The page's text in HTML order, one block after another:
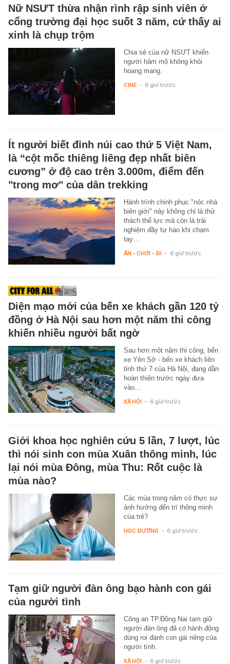
Nữ NSƯT thừa nhận rình rập sinh viên ở
cổng trường đại học suốt 3 năm, cứ thấy ai
xinh là chụp trộm
Chia sẻ của nữ NSƯT khiến
người hâm mộ không khỏi
hoang mang.
CINE - 6 giờ trước
Ít người biết đỉnh núi cao thứ 5 Việt Nam,
là “cột mốc thiêng liêng đẹp nhất biên
cương” ở độ cao trên 3.000m, điểm đến
"trong mơ" của dân trekking
Hành trình chinh phục "nóc nhà
biên giới" này không chỉ là thử
thách thể lực mà còn là trải
nghiệm đầy tự hào khi chạm
tay…
ĂN - CHƠI - ĐI - 6 giờ trước
Diện mạo mới của bến xe khách gần 120 tỷ
đồng ở Hà Nội sau hơn một năm thi công
khiến nhiều người bất ngờ
Sau hơn một năm thi công, bến
xe Yên Sở - bến xe khách liên
tỉnh thứ 7 của Hà Nội, đang dần
hoàn thiện trước ngày đưa
vào…
XÃ HỘI - 6 giờ trước
Giới khoa học nghiên cứu 5 lần, 7 lượt, lúc
thì nói sinh con mùa Xuân thông minh, lúc
lại nói mùa Đông, mùa Thu: Rốt cuộc là
mùa nào?
Các mùa trong năm có thực sự
ảnh hưởng đến trí thông minh
của trẻ?
HỌC ĐƯỜNG - 6 giờ trước
Tạm giữ người đàn ông bạo hành con gái
của người tình
Công an TP.Đồng Nai tạm giữ
người đàn ông đã có hành động
dùng roi đánh con gái riêng của
người tình.
XÃ HỘI - 6 giờ trước